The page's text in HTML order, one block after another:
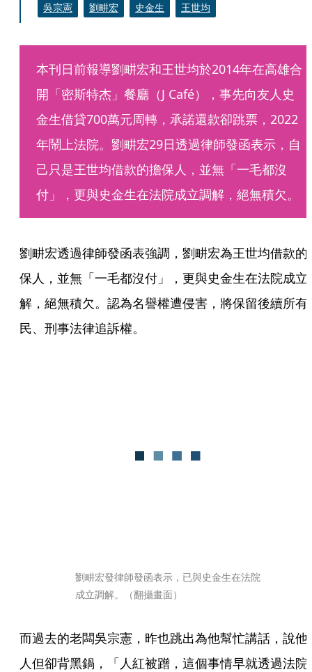
吳宗憲 劉畊宏 史金生 王世均
本刊日前報導劉畊宏和王世均於2014年在高雄合
開「密斯特杰」餐廳（J Café），事先向友人史
金生借貸700萬元周轉，承諾還款卻跳票，2022
年鬧上法院。劉畊宏29日透過律師發函表示，自
己只是王世均借款的擔保人，並無「一毛都沒
付」，更與史金生在法院成立調解，絕無積欠。
劉畊宏透過律師發函表強調，劉畊宏為王世均借款的
保人，並無「一毛都沒付」，更與史金生在法院成立
解，絕無積欠。認為名譽權遭侵害，將保留後續所有
民、刑事法律追訴權。
劉畊宏發律師發函表示，已與史金生在法院
成立調解。（翻攝畫面）
而過去的老闆吳宗憲，昨也跳出為他幫忙講話，說他
人但卻背黑鍋，「人紅被蹭，這個事情早就透過法院